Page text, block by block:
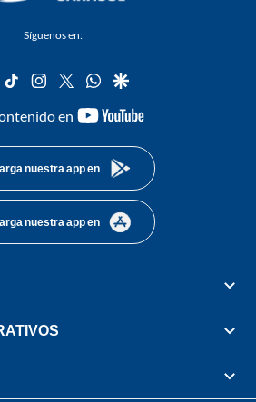
Síguenos en:
facebook
tiktok instagram
twitterwhatsapp
google
en
youtube-
nuestra app en
nuestra app en